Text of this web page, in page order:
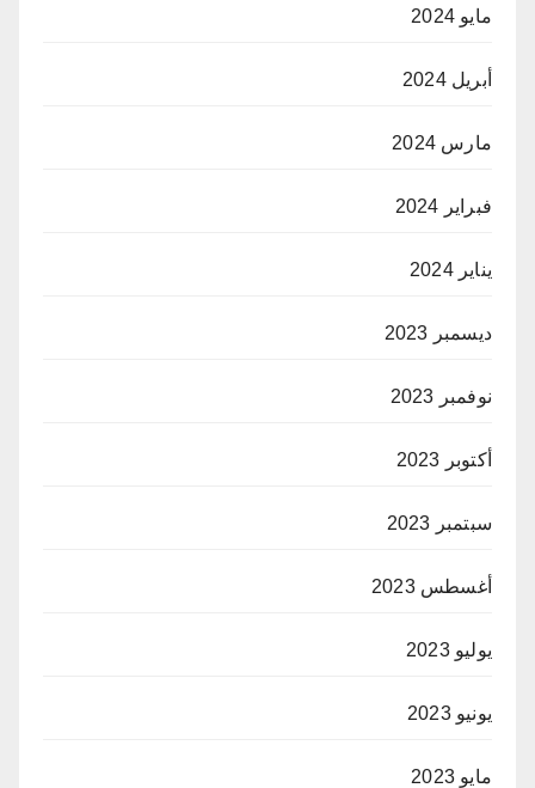
مايو 2024
أبريل 2024
مارس 2024
فبراير 2024
يناير 2024
ديسمبر 2023
نوفمبر 2023
أكتوبر 2023
سبتمبر 2023
أغسطس 2023
يوليو 2023
يونيو 2023
مايو 2023